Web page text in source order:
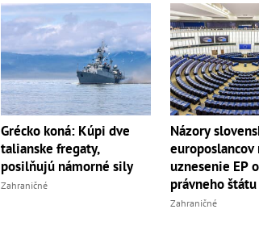
Grécko koná: Kúpi dve
talianske fregaty,
posilňujú námorné sily
Zahraničné
Názory
europoslancov
uznesenie EP
právneho
Zahraničné